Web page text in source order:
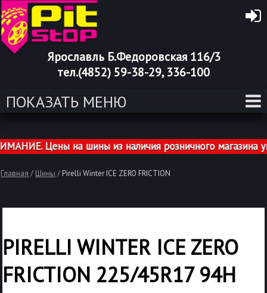
Ярославль Б.Федоровская 116/3
тел.(4852) 59-38-29, 336-100
ПОКАЗАТЬ МЕНЮ
Цены на шины из наличия розничного магазина
Главная / Шины / Pirelli Winter ICE ZERO FRICTION
PIRELLI WINTER ICE ZERO
FRICTION 225/45R17 94H